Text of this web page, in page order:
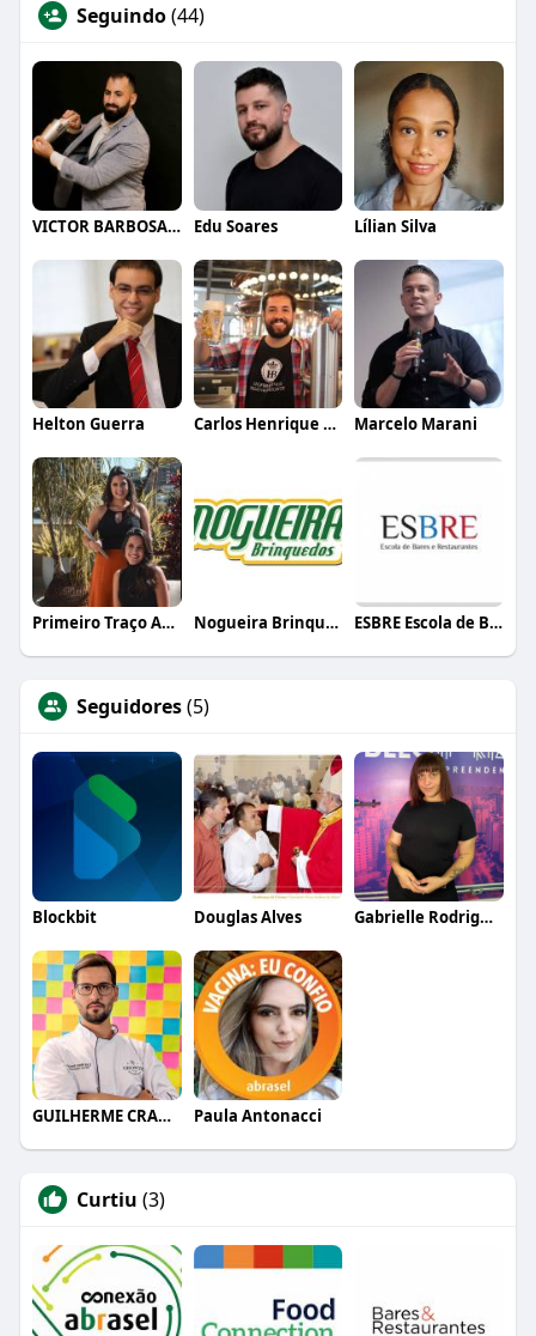
Seguindo(44)
VICTOR BARBOSA QUARANTA Edu Soares Lílian Silva
Helton Guerra Carlos Henrique de Faria Vasconcelos Marcelo Marani
Primeiro Traço Arquitetura Nogueira Brinquedos ESBRE Escola de Bares e Restaurantes
Seguidores(5)
Blockbit Douglas Alves Gabrielle Rodrigues
GUILHERME CRAMER BALLE Paula Antonacci
Curtiu (3)